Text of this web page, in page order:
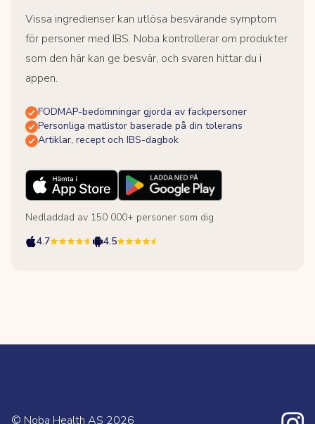
Vissa ingredienser kan utlösa besvärande symptom
för personer med IBS. Noba kontrollerar om produkter
som den här kan ge besvär, och svaren hittar du i
appen.
FODMAP-bedömningar gjorda av fackpersoner
Personliga matlistor baserade på din tolerans
Artiklar, recept och IBS-dagbok
Nedladdad av 150 000+ personer som dig
4.7
4.5
© Noba Health AS 2026